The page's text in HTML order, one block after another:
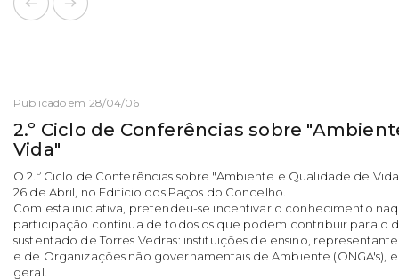
Publicado em 28/04/06
2.º Ciclo de Conferências sobre
Vida"
O 2.º Ciclo de Conferências sobre "Ambiente e Qualidade de
26 de Abril, no Edifício dos Paços do Concelho.
Com esta iniciativa, pretendeu-se incentivar o conhecimento
participação contínua de todos os que podem contribuir para o
sustentado de Torres Vedras: instituições de ensino,
e de Organizações não governamentais de Ambiente (ONGA's),
geral.